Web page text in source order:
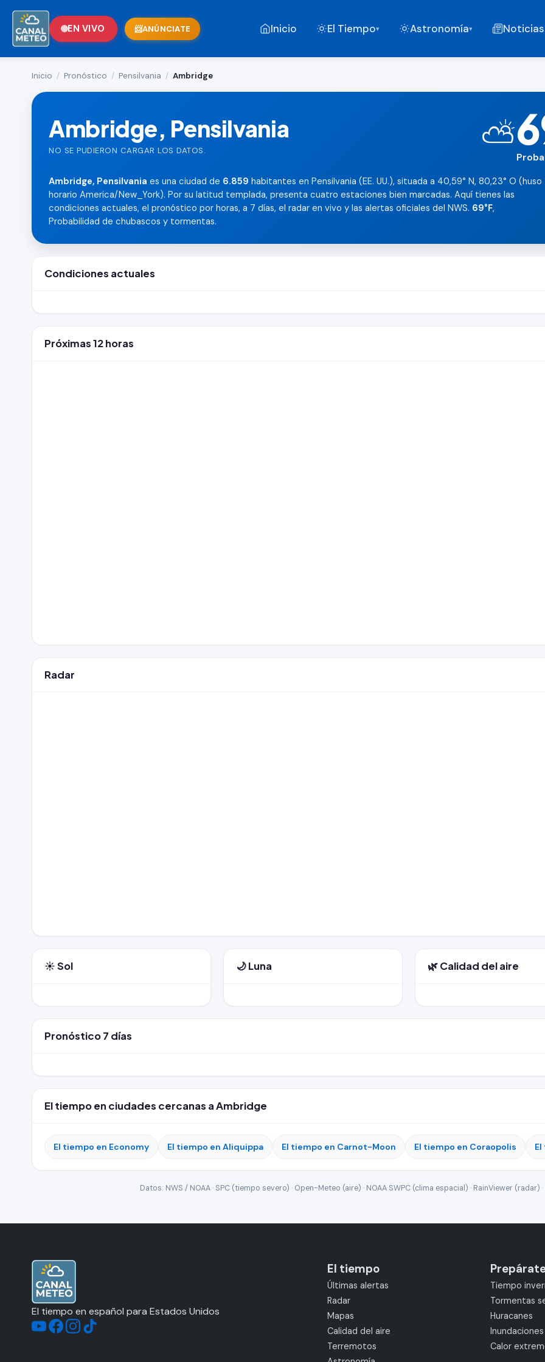
EN VIVO ANÚNCIATE Inicio El Tiempo▾ Astronomía▾ Noticias
Inicio / Pronóstico / Pensilvania / Ambridge
Ambridge, Pensilvania
NO SE PUDIERON CARGAR LOS DATOS. ⛅
Ambridge, Pensilvania es una ciudad de 6.859 habitantes en Pensilvania (EE. UU.), situada a 40,59° N, 80,23° O (huso
horario America/New_York). Por su latitud templada, presenta cuatro estaciones bien marcadas. Aquí tienes las
condiciones actuales, el pronóstico por horas, a 7 días, el radar en vivo y las alertas oficiales del NWS. 69°F,
Probabilidad de chubascos y tormentas.
Condiciones actuales
Próximas 12 horas
Radar
☀️ Sol 🌙 Luna 🌿 Calidad del aire
Pronóstico 7 días
El tiempo en ciudades cercanas a Ambridge
El tiempo en Economy El tiempo en Aliquippa El tiempo en Carnot-Moon El tiempo en Coraopolis
Datos: NWS / NOAA · SPC (tiempo severo) · Open-Meteo (aire) · NOAA SWPC (clima espacial) · RainViewer (radar)
El tiempo en español para Estados Unidos
El tiempo
Últimas alertas
Radar
Mapas
Calidad del aire
Terremotos
Tiempo
Tormentas
Huracanes
Inundaciones
Calor